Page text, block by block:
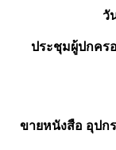
วั
ประชุมผู้ปกคร
ขายหนังสือ อุปก